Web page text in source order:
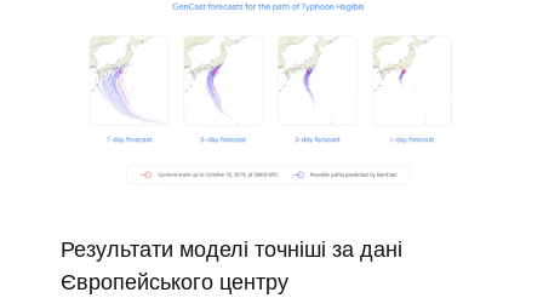
Результати моделі точніші за дані
Європейського центру